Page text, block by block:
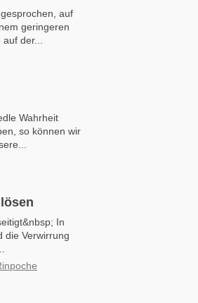
auf
geringeren
der...
Wahrheit
so können wir
In
die Verwirrung